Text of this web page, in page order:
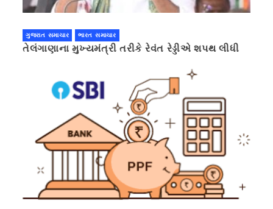
ગુજરાત સમાચાર ભારત સમાચાર
તેલંગાણાના મુખ્યમંત્રી તરીકે રેવંત રેડ્ડીએ શપથ લીધી